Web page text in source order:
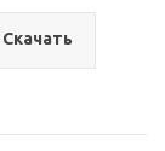
Скачать